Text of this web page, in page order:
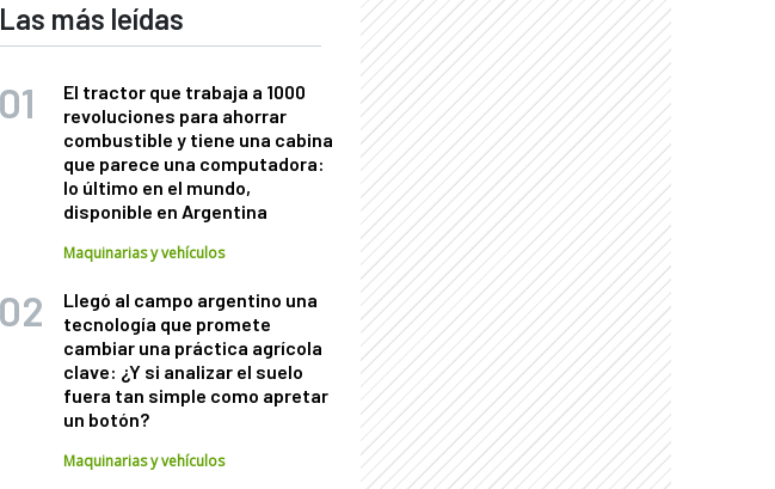
Las más leídas
El tractor que trabaja a 1000
revoluciones para ahorrar
combustible y tiene una cabina
que parece una computadora:
lo último en el mundo,
disponible en Argentina
Maquinarias y vehículos
Llegó al campo argentino una
tecnología que promete
cambiar una práctica agrícola
clave: ¿Y si analizar el suelo
fuera tan simple como apretar
un botón?
Maquinarias y vehículos